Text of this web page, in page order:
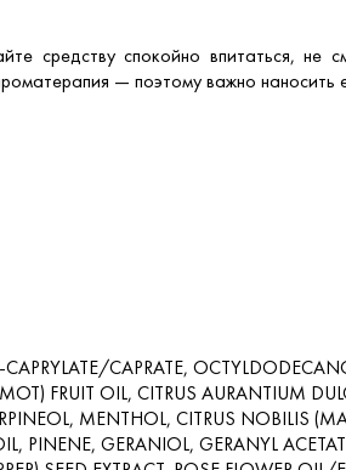
средству спокойно впитаться,
— поэтому важно
CAPRATE,
FRUIT OIL, CITRUS AURANTIUM
MENTHOL, CITRUS NOBILIS
PINENE, GERANIOL, GERANYL